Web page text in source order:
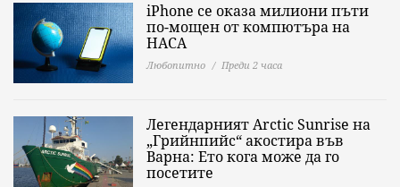
iPhone се оказа милиони пъти
по-мощен от компютъра на
НАСА
Любопитно Преди 2 часа
Легендарният Arctic Sunrise на
„Грийнпийс“ акостира във
Варна: Ето кога може да го
посетите